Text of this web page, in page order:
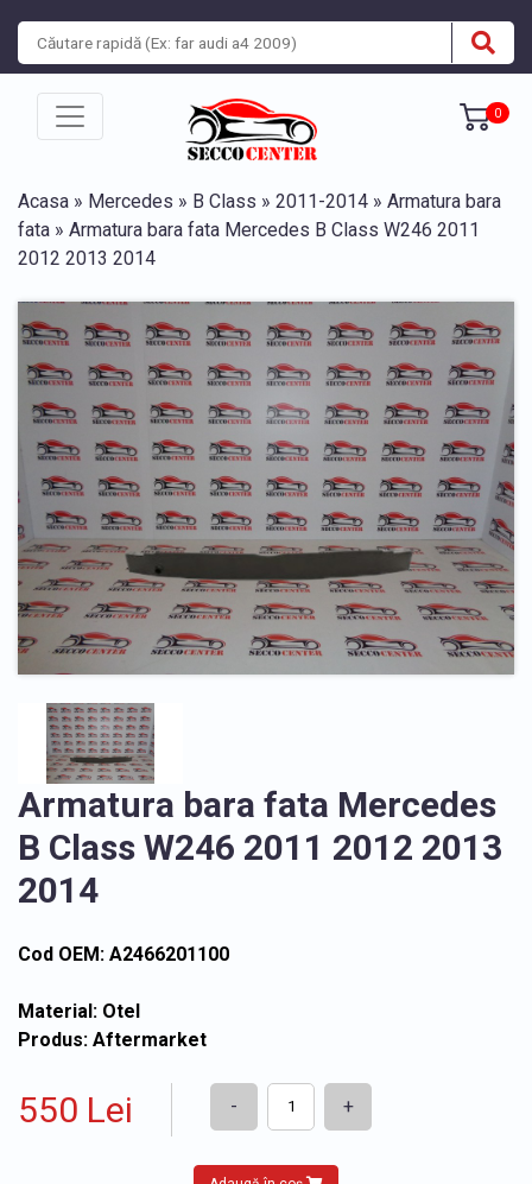
0
Acasa » Mercedes » B Class » 2011-2014 » Armatura bara
fata » Armatura bara fata Mercedes B Class W246 2011
2012 2013 2014
Armatura bara fata Mercedes
B Class W246 2011 2012 2013
2014
Cod OEM: A2466201100
Material: Otel
Produs: Aftermarket
550 Lei - +